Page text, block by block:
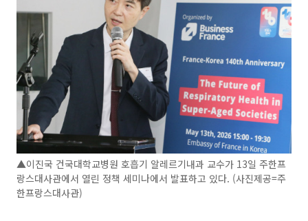
▲이진국 건국대학교병원 호흡기 알레르기내과 교수가 13일 주한프
랑스대사관에서 열린 정책 세미나에서 발표하고 있다. (사진제공=주
한프랑스대사관)